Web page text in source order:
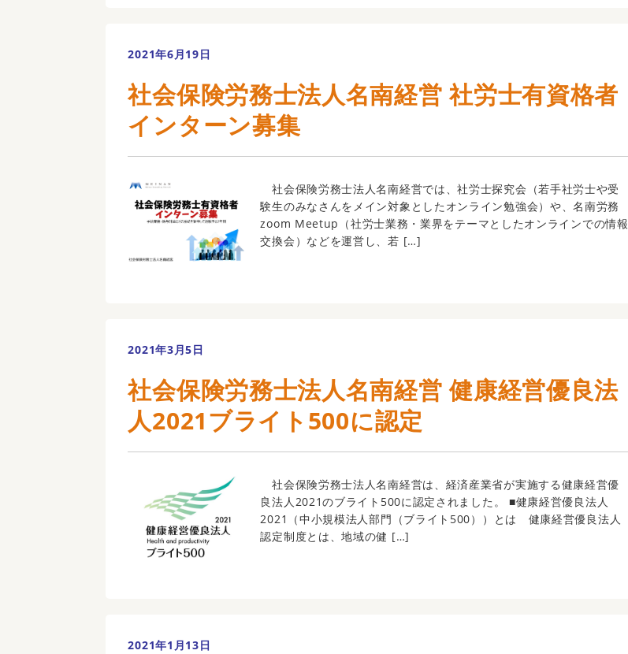
2021年6月19日
社会保険労務士法人名南経営 社労士有資格者
インターン募集
社会保険労務士法人名南経営では、社労士探究会（若手社労士や受
験生のみなさんをメイン対象としたオンライン勉強会）や、名南労務
zoom Meetup（社労士業務・業界をテーマとしたオンラインでの情報
交換会）などを運営し、若 […]
2021年3月5日
社会保険労務士法人名南経営 健康経営優良法
人2021ブライト500に認定
社会保険労務士法人名南経営は、経済産業省が実施する健康経営優
良法人2021のブライト500に認定されました。 ■健康経営優良法人
2021（中小規模法人部門（ブライト500））とは 健康経営優良法人
認定制度とは、地域の健 […]
2021年1月13日